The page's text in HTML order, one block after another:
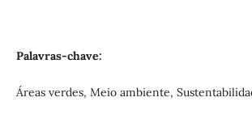
Palavras-chave:
Áreas verdes, Meio ambiente,